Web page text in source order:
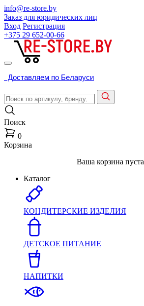
info@re-store.by
Заказ для юридических лиц
Вход Регистрация
+375 29 652-00-66
Доставляем по Беларуси
Поиск
0
Корзина
Ваша корзина пуста
Каталог
КОНДИТЕРСКИЕ ИЗДЕЛИЯ
ДЕТСКОЕ ПИТАНИЕ
НАПИТКИ